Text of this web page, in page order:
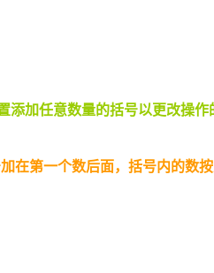
加任意数量的括号以更改操
在第一个数后面，括号内的数